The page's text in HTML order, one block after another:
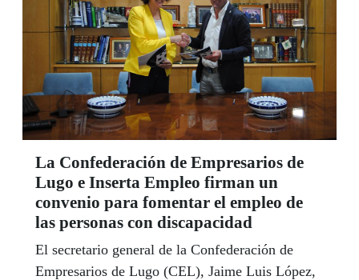
La Confederación de Empresarios de
Lugo e Inserta Empleo firman un
convenio para fomentar el empleo de
las personas con discapacidad
El secretario general de la Confederación de
Empresarios de Lugo (CEL), Jaime Luis López,